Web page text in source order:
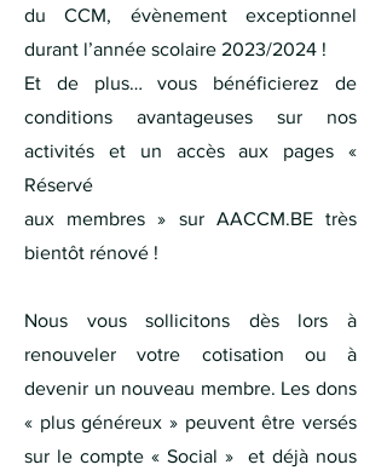
du CCM, évènement exceptionnel
durant l’année scolaire 2023/2024 !
Et de plus… vous bénéficierez de
conditions avantageuses sur nos
activités et un accès aux pages «
Réservé
aux membres » sur AACCM.BE très
bientôt rénové !
Nous vous sollicitons dès lors à
renouveler votre cotisation ou à
devenir un nouveau membre. Les dons
« plus généreux » peuvent être versés
sur le compte « Social » et déjà nous